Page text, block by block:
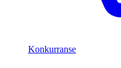
Konkurranse